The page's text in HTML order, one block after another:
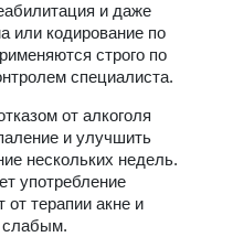
и даже
или кодирование по
строго по
специалиста.
от алкоголя
и улучшить
нескольких недель.
употребление
терапии акне и
слабым.